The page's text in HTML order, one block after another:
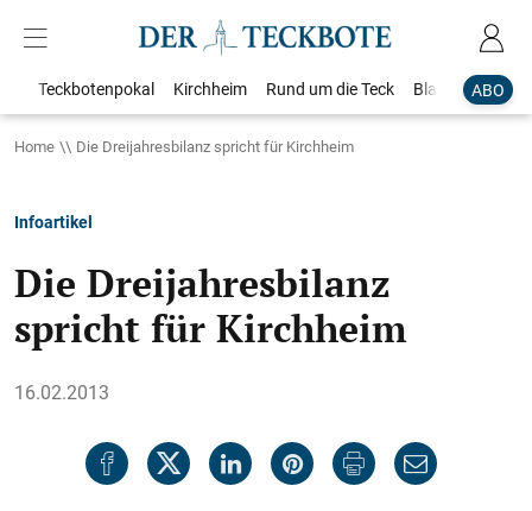
ABO
Teckbotenpokal Kirchheim Rund um die Teck Blaulicht
Home Die Dreijahresbilanz spricht für Kirchheim
Infoartikel
Die Dreijahresbilanz
spricht für Kirchheim
16.02.2013